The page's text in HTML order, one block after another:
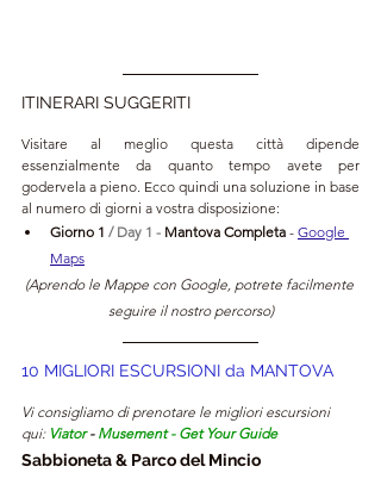
ITINERARI SUGGERITI
Visitare al meglio questa città dipende
essenzialmente da quanto tempo avete per
godervela a pieno. Ecco quindi una soluzione in base
al numero di giorni a vostra disposizione:
Giorno 1 / Day 1 - Mantova Completa - Google
Maps
(Aprendo le Mappe con Google, potrete facilmente
seguire il nostro percorso)
10 MIGLIORI ESCURSIONI da MANTOVA
Vi consigliamo di prenotare le migliori escursioni
qui: Viator - Musement - Get Your Guide
Sabbioneta & Parco del Mincio